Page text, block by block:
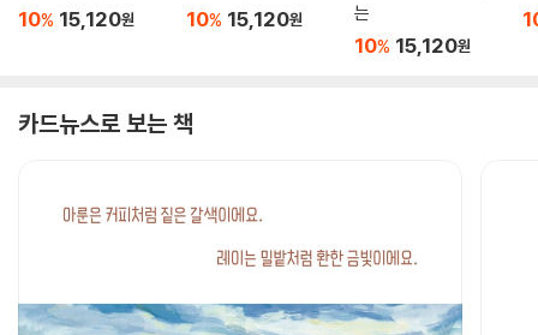
10% 15,120원 10% 15,120원
는
10% 15,120원
카드뉴스로 보는 책